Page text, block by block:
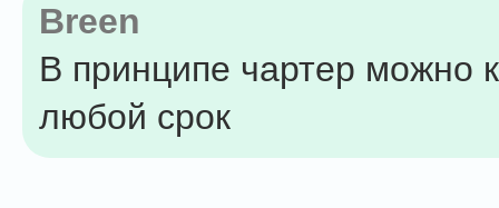
Breen
В принципе чартер можно
любой срок